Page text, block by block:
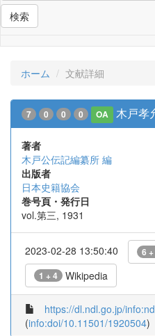
検索
ホーム 文献詳細
7 0 0 0 OA 木戸孝
著者
木戸公伝記編纂所 編
出版者
日本史籍協会
巻号頁・発行日
vol.第三, 1931
2023-02-28 13:50:40 6
1 + 4 Wikipedia
https://dl.ndl.go.jp/
(info:doi/10.11501/1920504)